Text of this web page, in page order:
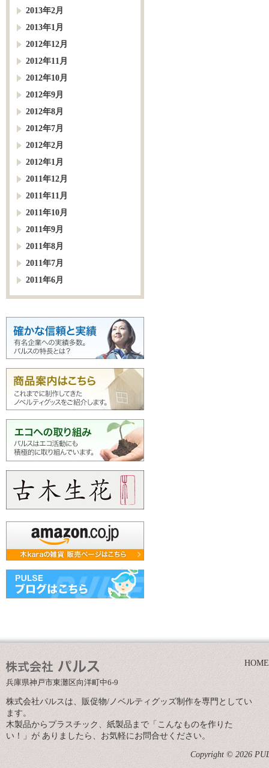
2013年2月
2013年1月
2012年12月
2012年11月
2012年10月
2012年9月
2012年8月
2012年7月
2012年2月
2012年1月
2011年12月
2011年11月
2011年10月
2011年9月
2011年8月
2011年7月
2011年6月
兵庫県神戸市東灘区向洋町中6-9
HOME
株式会社パルスは、販促物/ノベルティグッズ制作を専門としてい
ます。
木製品からプラスチック、紙製品まで「こんなものを作りた
い！」が ありましたら、お気軽にお問合せください。
Copyright © 2026